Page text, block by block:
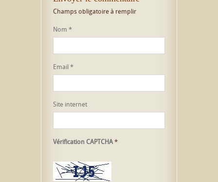
Champs obligatoire à remplir
Nom *
Email*
Site internet
Vérification CAPTCHA*